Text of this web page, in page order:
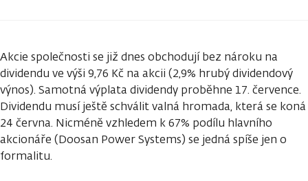
Akcie společnosti se již dnes obchodují bez nároku na
dividendu ve výši 9,76 Kč na akcii (2,9% hrubý dividendový
výnos). Samotná výplata dividendy proběhne 17. července.
Dividendu musí ještě schválit valná hromada, která se koná
24 června. Nicméně vzhledem k 67% podílu hlavního
akcionáře (Doosan Power Systems) se jedná spíše jen o
formalitu.